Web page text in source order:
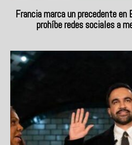
Francia marca un precedente en
prohíbe redes sociales a